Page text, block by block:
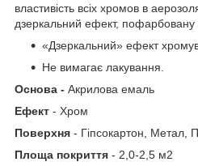
властивість всіх хромов в
дзеркальний ефект, пофарбовану
«Дзеркальний» ефект
Не вимагає лакування.
Основа - Акрилова емаль
Ефект - Хром
Поверхня - Гіпсокартон, Метал,
Площа покриття - 2,0-2,5 м2